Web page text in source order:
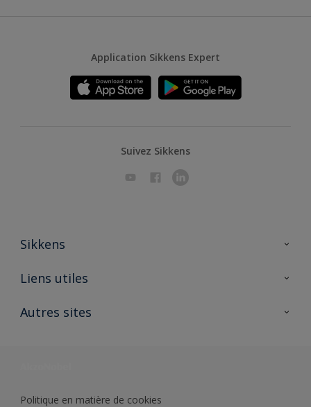
Application Sikkens Expert
Suivez Sikkens
Sikkens
A propos de Sikkens
Liens utiles
Ouvrir un magasin PASS
Autres sites
Politique en matière de cookies